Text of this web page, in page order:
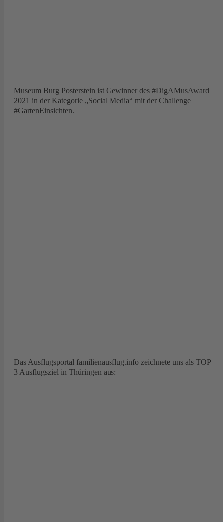
Museum Burg Posterstein ist Gewinner des #DigAMusAward
2021 in der Kategorie „Social Media“ mit der Challenge
#GartenEinsichten.
Das Ausflugsportal familienausflug.info zeichnete uns als TOP
3 Ausflugsziel in Thüringen aus: